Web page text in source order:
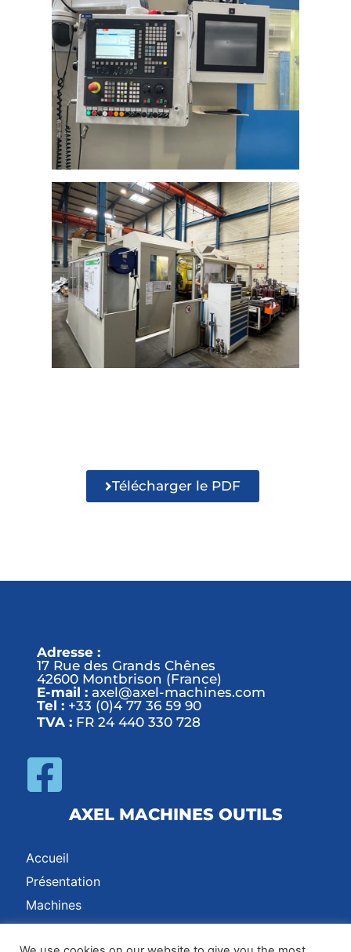
Télécharger le PDF
AXEL MACHINES OUTILS
Accueil
Présentation
Machines
Contact
Adresse :
17 Rue des Grands Chênes
42600 Montbrison (France)
E-mail : axel@axel-machines.com
Tel : +33 (0)4 77 36 59 90
TVA : FR 24 440 330 728